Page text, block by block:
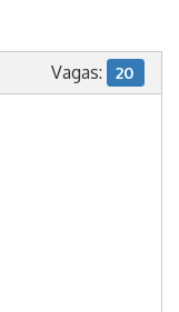
Vagas: 20